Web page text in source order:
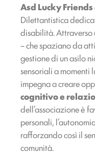
Asd Lucky Friends
Dilettantistica
disabilità. Attraverso
– che spaziano da
gestione di un asilo
sensoriali a momenti
impegna a creare
cognitivo e
dell’associazione è
personali,
rafforzando così il
comunità.